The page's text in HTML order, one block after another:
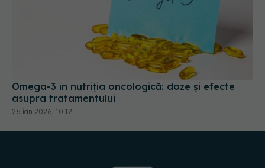
Omega-3 în nutriția oncologică: doze și efecte
asupra tratamentului